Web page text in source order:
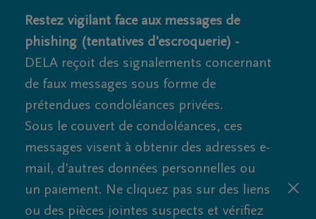
Restez vigilant face aux messages de
phishing (tentatives d'escroquerie) -
DELA reçoit des signalements concernant
de faux messages sous forme de
prétendues condoléances privées.
Sous le couvert de condoléances, ces
messages visent à obtenir des adresses e-
mail, d'autres données personnelles ou
un paiement. Ne cliquez pas sur des liens
ou des pièces jointes suspects et vérifiez